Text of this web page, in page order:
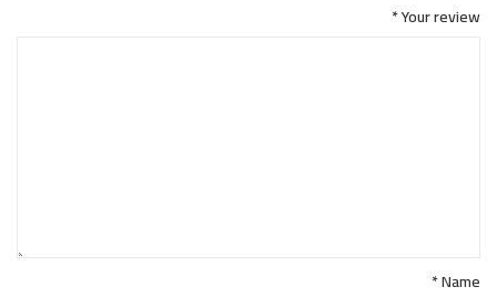
Your review
*
Name
*